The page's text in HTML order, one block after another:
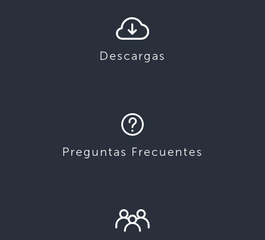
Descargas
Preguntas Frecuentes